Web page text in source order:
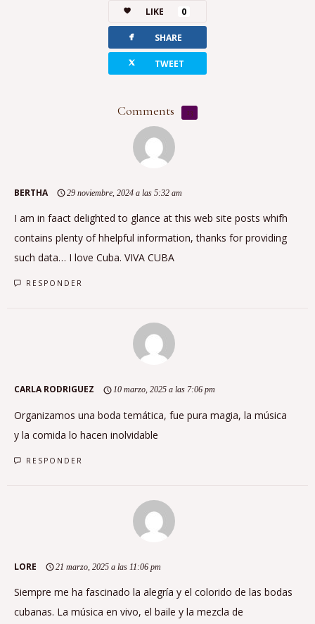
LIKE 0
facebook SHARE
twitterbird TWEET
Comments 13
BERTHA 29 noviembre, 2024 a las 5:32 am
I am in faact delighted to glance at this web site posts whifh
contains plenty of hhelpful information, thanks for providing
such data… I love Cuba. VIVA CUBA
RESPONDER
CARLA RODRIGUEZ 10 marzo, 2025 a las 7:06 pm
Organizamos una boda temática, fue pura magia, la música
y la comida lo hacen inolvidable
RESPONDER
LORE 21 marzo, 2025 a las 11:06 pm
Siempre me ha fascinado la alegría y el colorido de las bodas
cubanas. La música en vivo, el baile y la mezcla de